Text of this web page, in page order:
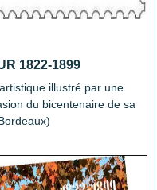
1822-1899
illustré par une
du bicentenaire de sa